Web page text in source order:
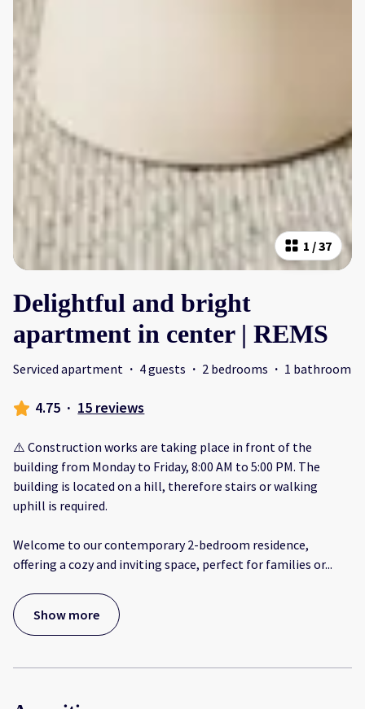
1 /37
Delightful and bright
apartment in center | REMS
Serviced apartment · 4 guests · 2 bedrooms · 1 bathroom
4.75 · 15 reviews
⚠️ Construction works are taking place in front of the
building from Monday to Friday, 8:00 AM to 5:00 PM. The
building is located on a hill, therefore stairs or walking
uphill is required.
Welcome to our contemporary 2-bedroom residence,
offering a cozy and inviting space, perfect for families or...
Show more